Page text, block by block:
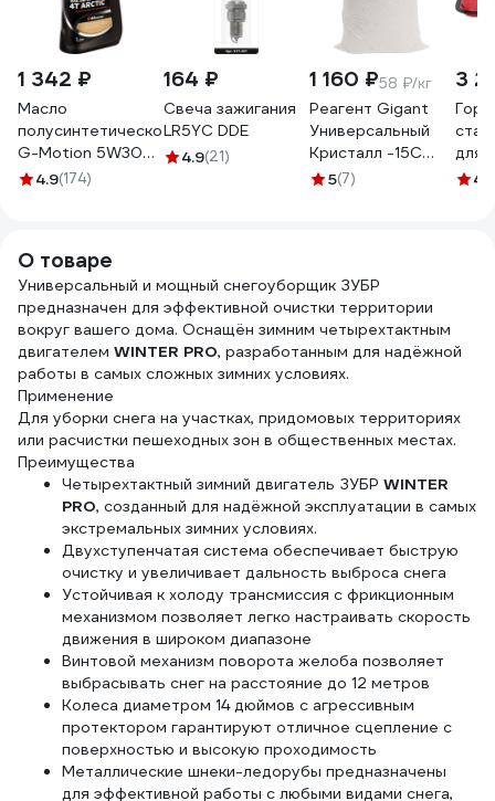
1 342 ₽
Масло
полусинтетическое
G-Motion 5W30
4Т ARCTIC (1 л)
4.9(174)
164 ₽
Свеча зажигания
LR5YC DDE
4.9(21)
1 160 ₽58 ₽/кг
Реагент Gigant
Универсальный
Кристалл -15C
20кг, мешок
5(7)
3
для
4.8
О товаре
Универсальный и мощный снегоуборщик ЗУБР
предназначен для эффективной очистки территории
вокруг вашего дома. Оснащён зимним четырехтактным
двигателем WINTER PRO, разработанным для надёжной
работы в самых сложных зимних условиях.
Применение
Для уборки снега на участках, придомовых территориях
или расчистки пешеходных зон в общественных местах.
Преимущества
Четырехтактный зимний двигатель ЗУБР WINTER
PRO, созданный для надёжной эксплуатации в самых
экстремальных зимних условиях.
Двухступенчатая система обеспечивает быструю
очистку и увеличивает дальность выброса снега
Устойчивая к холоду трансмиссия с фрикционным
механизмом позволяет легко настраивать скорость
движения в широком диапазоне
Винтовой механизм поворота желоба позволяет
выбрасывать снег на расстояние до 12 метров
Колеса диаметром 14 дюймов с агрессивным
протектором гарантируют отличное сцепление с
поверхностью и высокую проходимость
Металлические шнеки-ледорубы предназначены
для эффективной работы с любыми видами снега,